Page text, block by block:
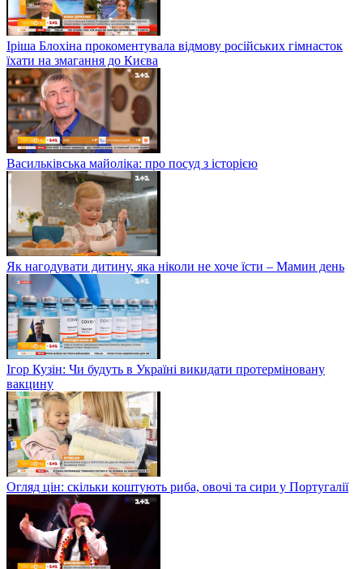
Іріша Блохіна прокоментувала відмову російських гімнасток
їхати на змагання до Києва
Васильківська майоліка: про посуд з історією
Як нагодувати дитину, яка ніколи не хоче їсти – Мамин день
Ігор Кузін: Чи будуть в Україні викидати протерміновану
вакцину
Огляд цін: скільки коштують риба, овочі та сири у Португалії